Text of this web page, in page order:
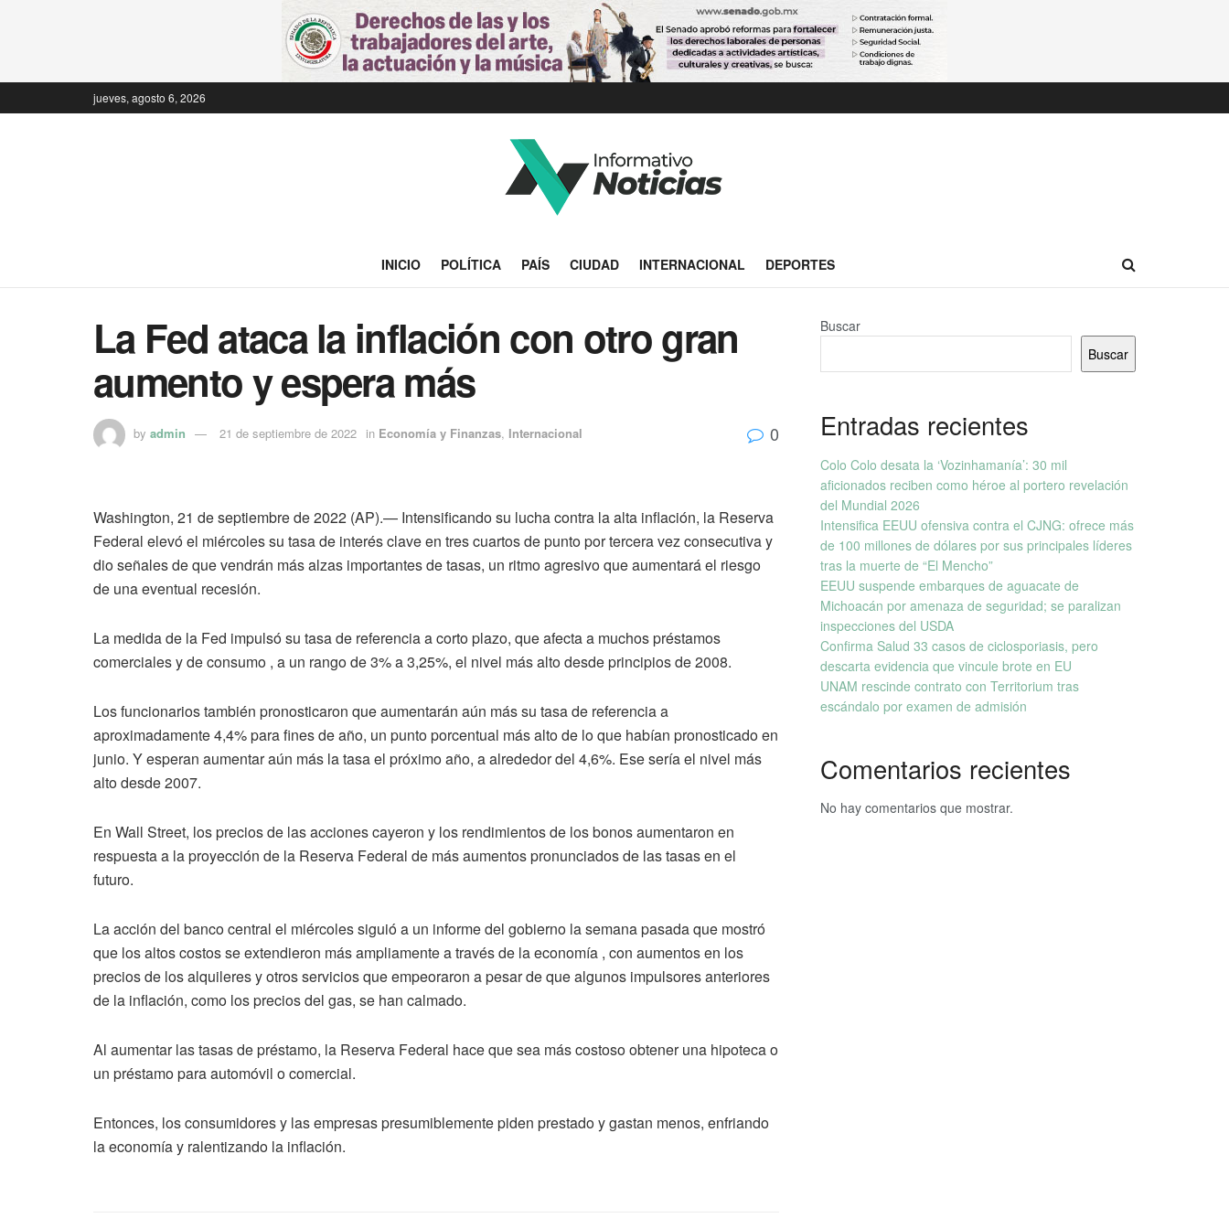
jueves, agosto 6, 2026
INICIO POLÍTICA PAÍS CIUDAD INTERNACIONAL DEPORTES
La Fed ataca la inflación con otro gran
aumento y espera más
by admin 21 de septiembre de 2022 in Economía y Finanzas, Internacional 0
Washington, 21 de septiembre de 2022 (AP).— Intensificando su lucha contra la alta inflación, la Reserva
Federal elevó el miércoles su tasa de interés clave en tres cuartos de punto por tercera vez consecutiva y
dio señales de que vendrán más alzas importantes de tasas, un ritmo agresivo que aumentará el riesgo
de una eventual recesión.
La medida de la Fed impulsó su tasa de referencia a corto plazo, que afecta a muchos préstamos
comerciales y de consumo , a un rango de 3% a 3,25%, el nivel más alto desde principios de 2008.
Los funcionarios también pronosticaron que aumentarán aún más su tasa de referencia a
aproximadamente 4,4% para fines de año, un punto porcentual más alto de lo que habían pronosticado en
junio. Y esperan aumentar aún más la tasa el próximo año, a alrededor del 4,6%. Ese sería el nivel más
alto desde 2007.
En Wall Street, los precios de las acciones cayeron y los rendimientos de los bonos aumentaron en
respuesta a la proyección de la Reserva Federal de más aumentos pronunciados de las tasas en el
futuro.
La acción del banco central el miércoles siguió a un informe del gobierno la semana pasada que mostró
que los altos costos se extendieron más ampliamente a través de la economía , con aumentos en los
precios de los alquileres y otros servicios que empeoraron a pesar de que algunos impulsores anteriores
de la inflación, como los precios del gas, se han calmado.
Al aumentar las tasas de préstamo, la Reserva Federal hace que sea más costoso obtener una hipoteca o
un préstamo para automóvil o comercial.
Entonces, los consumidores y las empresas presumiblemente piden prestado y gastan menos, enfriando
la economía y ralentizando la inflación.
Buscar
Buscar
Entradas recientes
Colo Colo desata la ‘Vozinhamanía’: 30 mil
aficionados reciben como héroe al portero revelación
del Mundial 2026
Intensifica EEUU ofensiva contra el CJNG: ofrece más
de 100 millones de dólares por sus principales líderes
tras la muerte de “El Mencho”
EEUU suspende embarques de aguacate de
Michoacán por amenaza de seguridad; se paralizan
inspecciones del USDA
Confirma Salud 33 casos de ciclosporiasis, pero
descarta evidencia que vincule brote en EU
UNAM rescinde contrato con Territorium tras
escándalo por examen de admisión
Comentarios recientes
No hay comentarios que mostrar.